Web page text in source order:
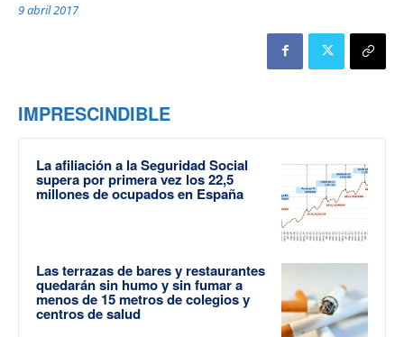
9 abril 2017
IMPRESCINDIBLE
La afiliación a la Seguridad Social
supera por primera vez los 22,5
millones de ocupados en España
Las terrazas de bares y restaurantes
quedarán sin humo y sin fumar a
menos de 15 metros de colegios y
centros de salud